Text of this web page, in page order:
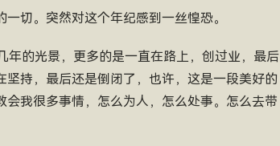
切。突然对这个年纪感到一丝惶恐。
年的光景，更多的是一直在路上，创过业，最后
持，最后还是倒闭了，也许，这是一段美好的
我很多事情，怎么为人，怎么处事。怎么去带